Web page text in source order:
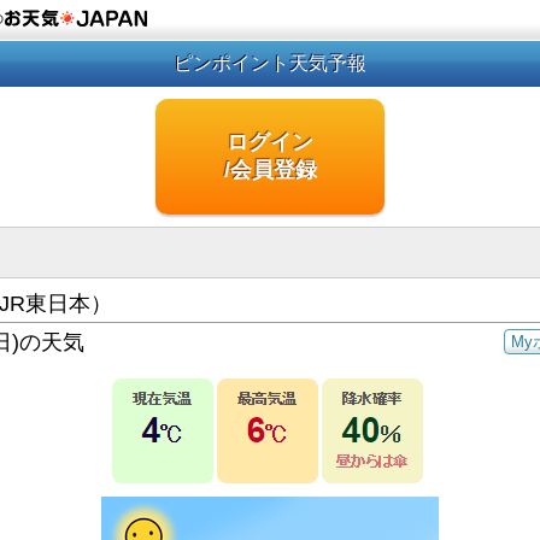
ピンポイント天気予報
ログイン
/会員登録
東日本）
My
)の天気